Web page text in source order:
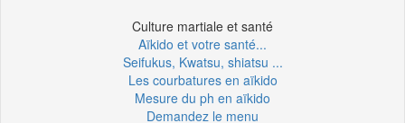
Culture martiale et santé
Aïkido et votre santé...
Seifukus, Kwatsu, shiatsu ...
Les courbatures en aïkido
Mesure du ph en aïkido
Demandez le menu